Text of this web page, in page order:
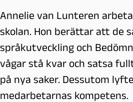
Annelie van Lunteren
skolan. Hon berättar att de
språkutveckling och
vågar stå kvar och satsa
på nya saker. Dessutom
medarbetarnas kompetens.